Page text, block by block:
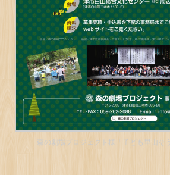
森の劇場プロジェクト様「子ども里山そ